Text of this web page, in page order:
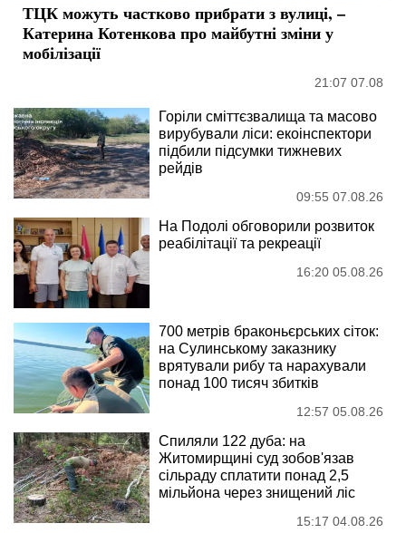
ТЦК можуть частково прибрати з вулиці, –
Катерина Котенкова про майбутні зміни у
мобілізації
21:07 07.08
Горіли сміттєзвалища та масово
вирубували ліси: екоінспектори
підбили підсумки тижневих
рейдів
09:55 07.08.26
На Подолі обговорили розвиток
реабілітації та рекреації
16:20 05.08.26
700 метрів браконьєрських сіток:
на Сулинському заказнику
врятували рибу та нарахували
понад 100 тисяч збитків
12:57 05.08.26
Спиляли 122 дуба: на
Житомирщині суд зобов'язав
сільраду сплатити понад 2,5
мільйона через знищений ліс
15:17 04.08.26